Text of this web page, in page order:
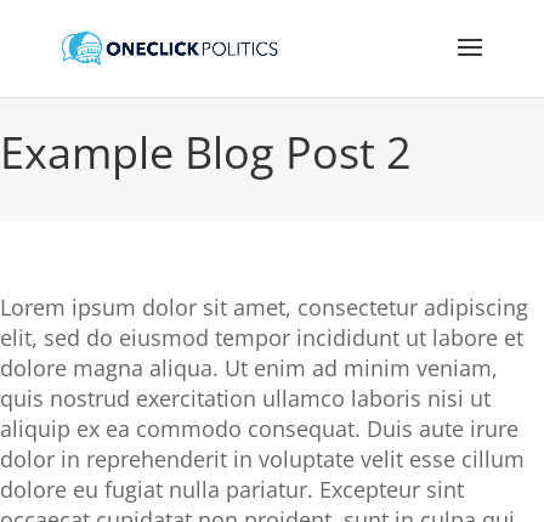
Example Blog Post 2
Lorem ipsum dolor sit amet, consectetur adipiscing
elit, sed do eiusmod tempor incididunt ut labore et
dolore magna aliqua. Ut enim ad minim veniam,
quis nostrud exercitation ullamco laboris nisi ut
aliquip ex ea commodo consequat. Duis aute irure
dolor in reprehenderit in voluptate velit esse cillum
dolore eu fugiat nulla pariatur. Excepteur sint